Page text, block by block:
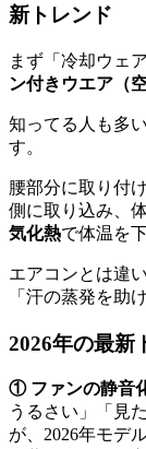
新トレンド
まず「冷却ウェ
ン付きウエア（空
知ってる人も多
す。
腰部分に取り付
側に取り込み、
気化熱で体温を
エアコンとは違
「汗の蒸発を助
2026年の最新
① ファンの静音
うるさい」「見
が、2026年モデ